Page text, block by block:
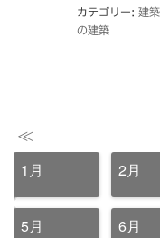
カテゴリー: 建
の建築
≪
1月 2月
5月 6月